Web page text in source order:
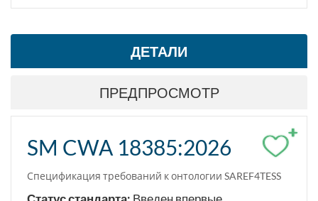
ДЕТАЛИ
ПРЕДПРОСМОТР
+
SM CWA 18385:2026
Спецификация требований к онтологии SAREF4TESS